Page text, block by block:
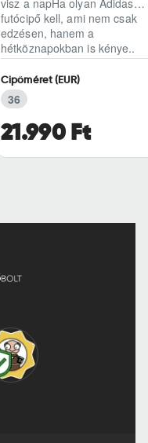
visz a napHa olyan Adidas
futócipő kell, ami nem csak
edzésen, hanem a
hétköznapokban is kénye..
21.990 Ft
Cipőméret (EUR)
36